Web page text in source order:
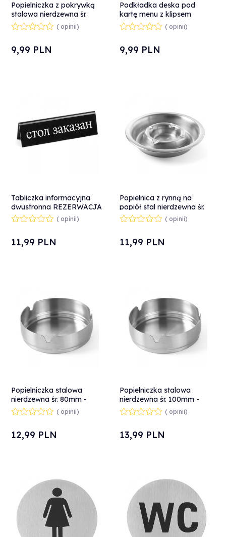
Popielniczka z pokrywką
stalowa nierdzewna śr.
90mm - Hendi 440407
( opinii)
9,99 PLN
Podkładka deska pod
kartę menu z klipsem
Clipboard 185x245 mm -
Hendi 664162
( opinii)
9,99 PLN
Tabliczka informacyjna
dwustronna REZERWACJA
tworzywo plexiglas RU -
Hendi 663530
( opinii)
11,99 PLN
Popielnica z rynną na
popiół stal nierdzewna śr.
140 mm - Hendi 440001
( opinii)
11,99 PLN
Popielniczka stalowa
nierdzewna śr. 80mm -
Hendi 440872( opinii)
12,99 PLN
Popielniczka stalowa
nierdzewna śr. 100mm -
Hendi 440865( opinii)
13,99 PLN